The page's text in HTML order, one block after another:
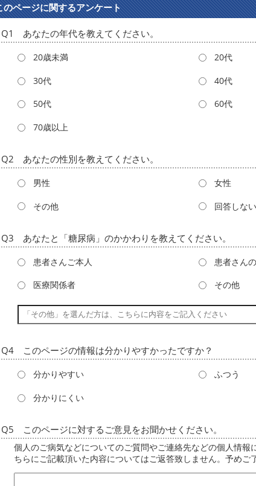
のページに関するアンケート
Q1 あなたの年代を教えてください。
20歳未満 20代
30代 40代
50代 60代
70歳以上
Q2 あなたの性別を教えてください。
男性 女性
その他 回答しな
Q3 あなたと「糖尿病」のかかわりを教えてください。
患者さんご本人 患者さん
医療関係者 その他
Q4 このページの情報は分かりやすかったですか？
分かりやすい ふつう
分かりにくい
Q5 このページに対するご意見をお聞かせください。
個人のご病気などについてのご質問やご連絡先などの個人情報
ちらにご記載頂いた内容についてはご返答致しません。予めご